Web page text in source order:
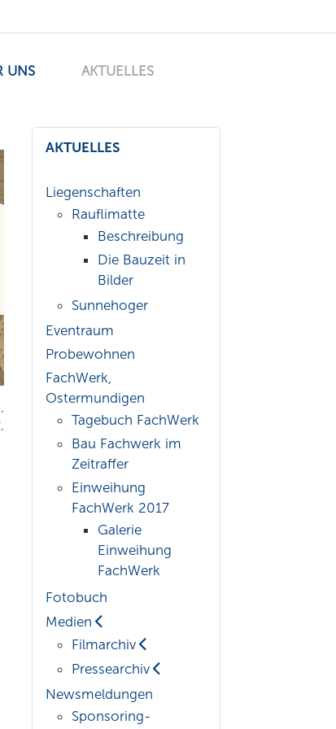
UNS AKTUELLES
AKTUELLES
Liegenschaften
Rauflimatte
Beschreibung
Die Bauzeit in
Bilder
Sunnehoger
Eventraum
Probewohnen
FachWerk,
Ostermundigen
Tagebuch FachWerk
Bau Fachwerk im
Zeitraffer
Einweihung
FachWerk 2017
Galerie
Einweihung
FachWerk
Fotobuch
Medien
Filmarchiv
Pressearchiv
Newsmeldungen
Sponsoring-